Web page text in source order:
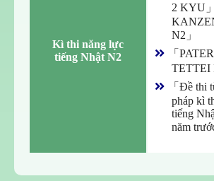
Kì thi năng lực
tiếng Nhật N2
2 KYU
N2」
「
TETTEI
「Đề thi
pháp kì
tiếng
năm